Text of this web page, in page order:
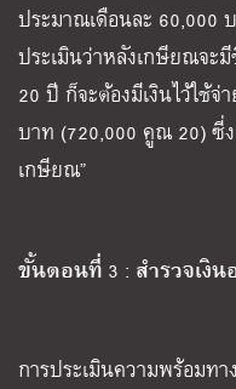
ประมาณเดือนละ 60,000
ประเมินว่าหลังเกษียณจะ
20 ปี ก็จะต้องมีเงินไว้ใช้
บาท (720,000 คูณ 20) ซี่
เกษียณ”
ขั้นตอนที่ 3 : สำรวจเงิ
การประเมินความพร้อมทา